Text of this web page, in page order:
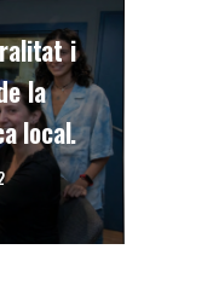
i
la
local.